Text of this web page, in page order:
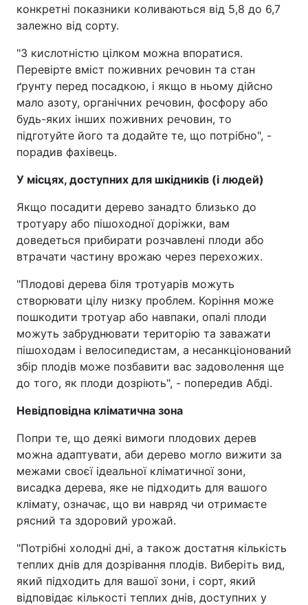
конкретні показники коливаються від 5,8 до 6,7
залежно від сорту.
"З кислотністю цілком можна впоратися.
Перевірте вміст поживних речовин та стан
ґрунту перед посадкою, і якщо в ньому дійсно
мало азоту, органічних речовин, фосфору або
будь-яких інших поживних речовин, то
підготуйте його та додайте те, що потрібно", -
порадив фахівець.
У місцях, доступних для шкідників (і людей)
Якщо посадити дерево занадто близько до
тротуару або пішоходної доріжки, вам
доведеться прибирати розчавлені плоди або
втрачати частину врожаю через перехожих.
"Плодові дерева біля тротуарів можуть
створювати цілу низку проблем. Коріння може
пошкодити тротуар або навпаки, опалі плоди
можуть забруднювати територію та заважати
пішоходам і велосипедистам, а несанкціонований
збір плодів може позбавити вас задоволення ще
до того, як плоди дозріють", - попередив Абді.
Невідповідна кліматична зона
Попри те, що деякі вимоги плодових дерев
можна адаптувати, аби дерево могло вижити за
межами своєї ідеальної кліматичної зони,
висадка дерева, яке не підходить для вашого
клімату, означає, що ви навряд чи отримаєте
рясний та здоровий урожай.
"Потрібні холодні дні, а також достатня кількість
теплих днів для дозрівання плодів. Виберіть вид,
який підходить для вашої зони, і сорт, який
відповідає кількості теплих днів, доступних у